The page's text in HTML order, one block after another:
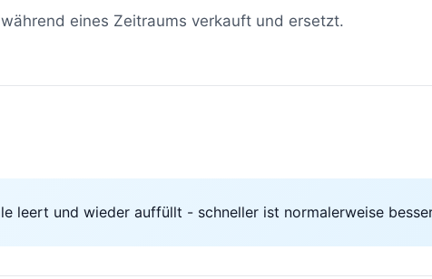
eines Zeitraums verkauft und ersetzt.
leert und wieder auffüllt - schneller ist normalerweise